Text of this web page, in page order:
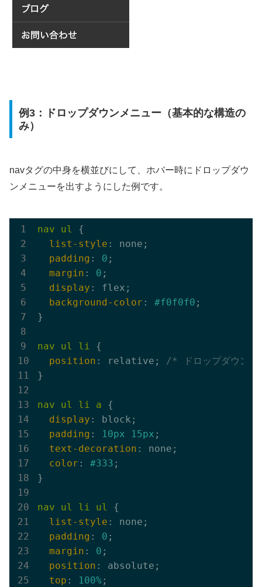
例3：ドロップダウンメニュー（基本的な構造の
み）
navタグの中身を横並びにして、ホバー時にドロップダウ
ンメニューを出すようにした例です。
nav ul
{
list-style : none;
padding : 0 ;
margin : 0 ;
display : flex;
background-color : #f0f0f0 ;
}
nav ul li {
position : relative; /* ドロップダウン
}
nav ul li a {
display : block;
padding : 10px 15px ;
text-decoration : none;
color : #333 ;
}
nav ul li ul
{
list-style : none;
padding : 0 ;
margin : 0 ;
position : absolute;
top : 100% ;